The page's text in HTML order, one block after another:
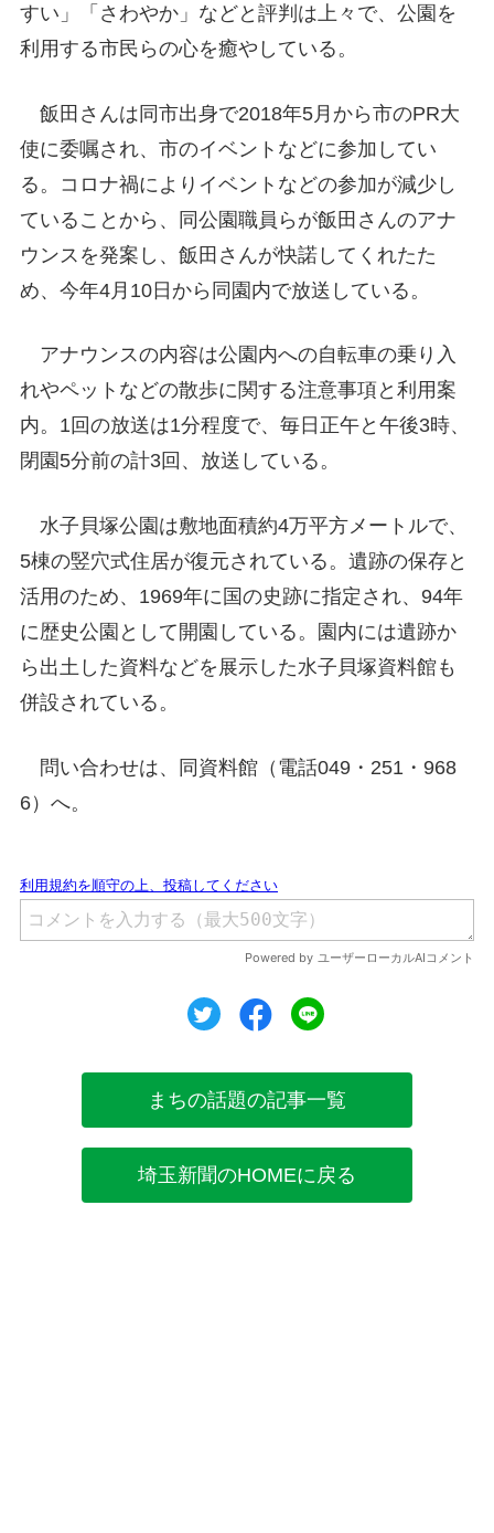
すい」「さわやか」などと評判は上々で、公園を
利用する市民らの心を癒やしている。
飯田さんは同市出身で2018年5月から市のPR大
使に委嘱され、市のイベントなどに参加してい
る。コロナ禍によりイベントなどの参加が減少し
ていることから、同公園職員らが飯田さんのアナ
ウンスを発案し、飯田さんが快諾してくれたた
め、今年4月10日から同園内で放送している。
アナウンスの内容は公園内への自転車の乗り入
れやペットなどの散歩に関する注意事項と利用案
内。1回の放送は1分程度で、毎日正午と午後3時、
閉園5分前の計3回、放送している。
水子貝塚公園は敷地面積約4万平方メートルで、
5棟の竪穴式住居が復元されている。遺跡の保存と
活用のため、1969年に国の史跡に指定され、94年
に歴史公園として開園している。園内には遺跡か
ら出土した資料などを展示した水子貝塚資料館も
併設されている。
問い合わせは、同資料館（電話049・251・968
6）へ。
ツイートシェア
まちの話題の記事一覧
埼玉新聞のHOMEに戻る